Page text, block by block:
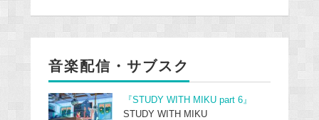
音楽配信・サブスク
『STUDY WITH MIKU part 6』
STUDY WITH MIKU